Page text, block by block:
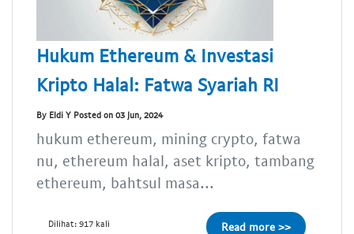
Hukum Ethereum & Investasi
Kripto Halal: Fatwa Syariah RI
By Eldi Y Posted on 03 Jun, 2024
hukum ethereum, mining crypto, fatwa
nu, ethereum halal, aset kripto, tambang
ethereum, bahtsul masa...
Dilihat: 917 kali Read more >>